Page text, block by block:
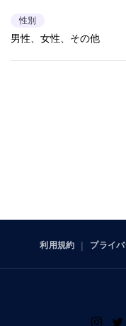
性別
男性、女性、その他
利用規約 プライ